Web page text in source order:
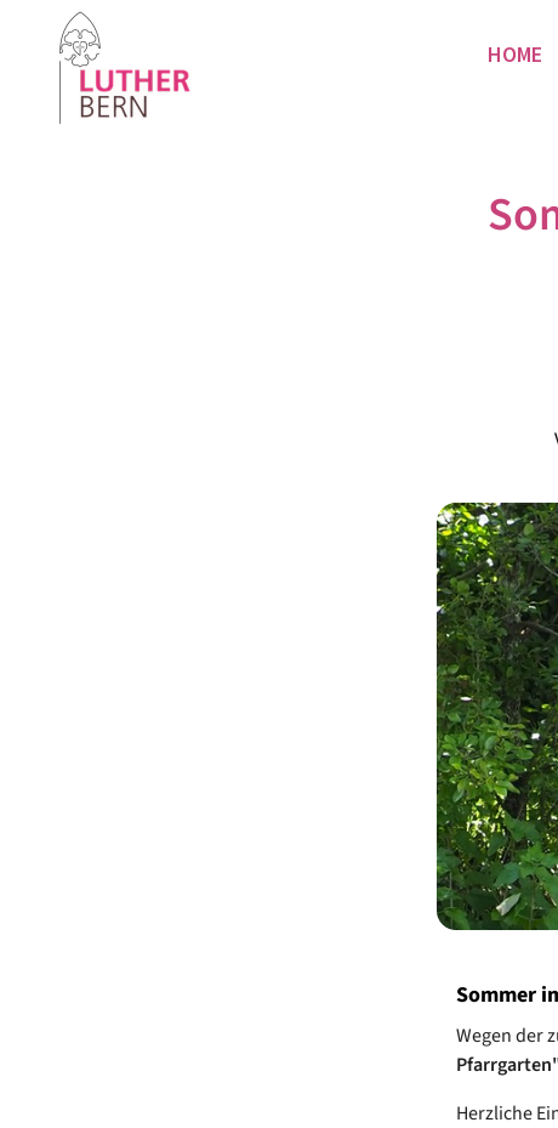
HOME
Sommer
Wegen der
Herzliche